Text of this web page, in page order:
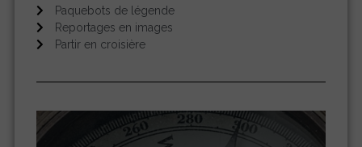
Paquebots de légende
Reportages en images
Partir en croisière